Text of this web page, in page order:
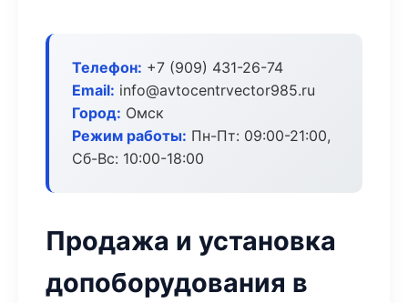
Телефон: +7 (909) 431-26-74
Email: info@avtocentrvector985.ru
Город: Омск
Режим работы: Пн-Пт: 09:00-21:00,
Сб-Вс: 10:00-18:00
Продажа и установка
допоборудования в